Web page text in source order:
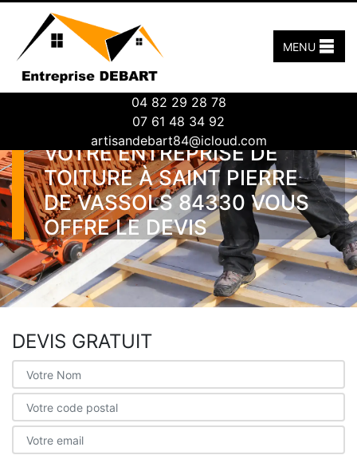
04 82 29 28 78
07 61 48 34 92
artisandebart84@icloud.com
MENU
VOTRE ENTREPRISE DE
TOITURE À SAINT PIERRE
DE VASSOLS 84330 VOUS
OFFRE LE DEVIS
DEVIS GRATUIT